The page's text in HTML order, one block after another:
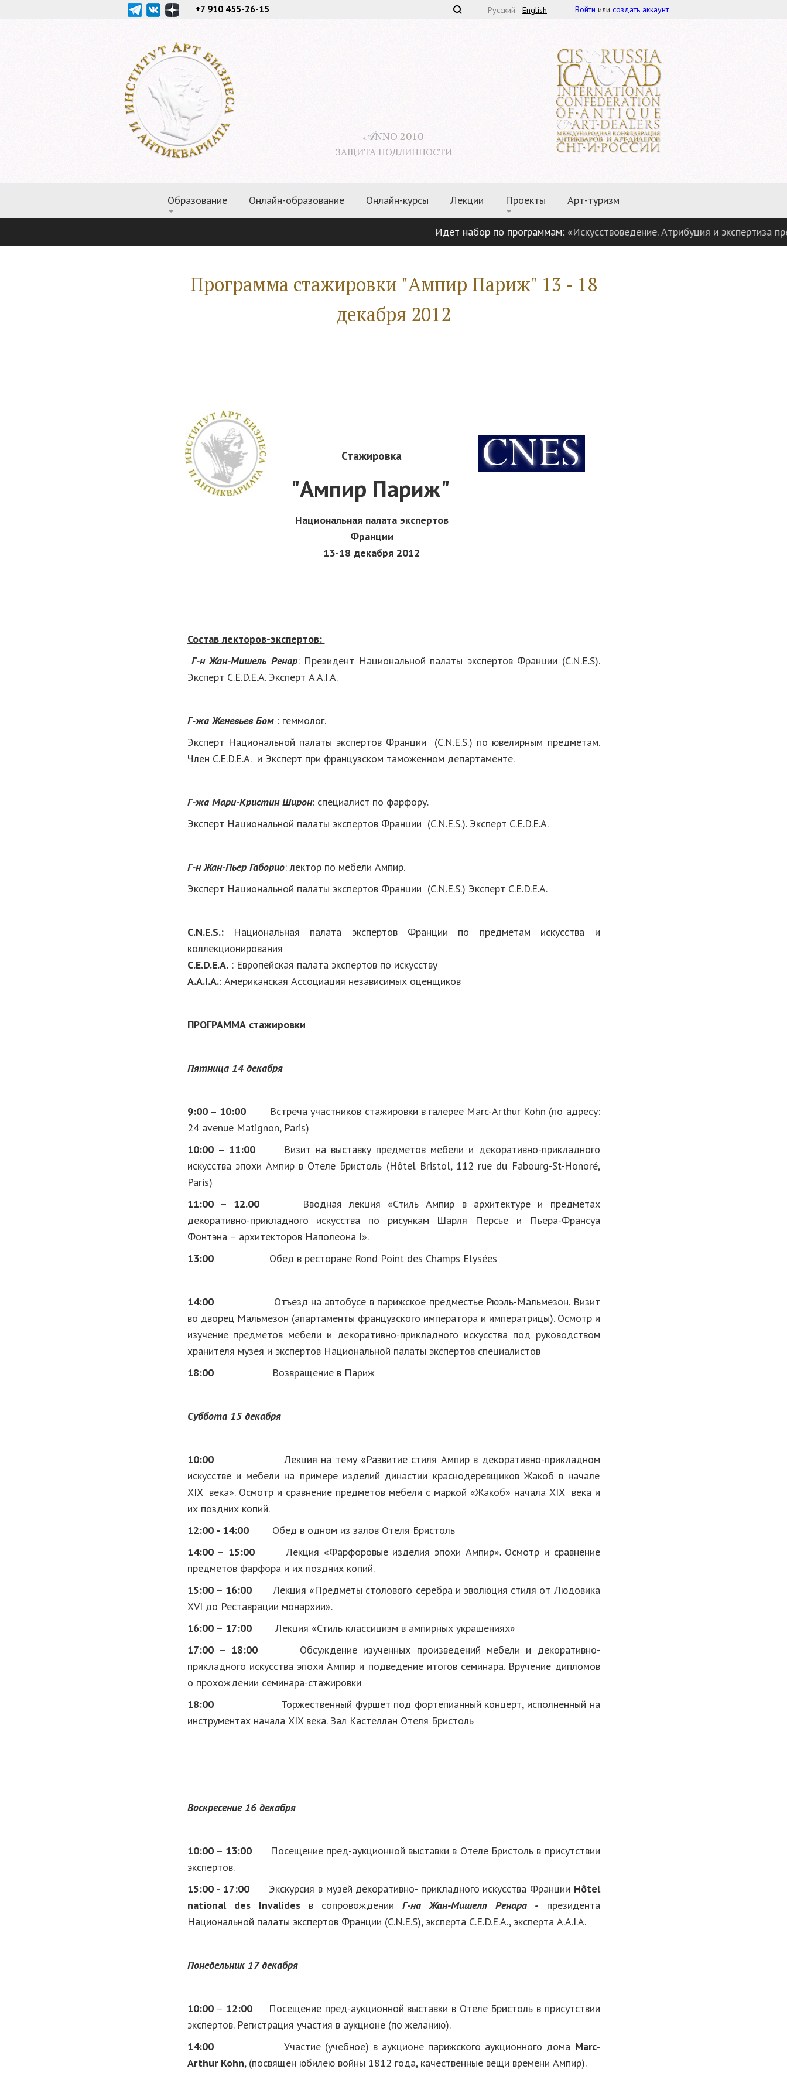
𝒜NNO 2010
ЗАЩИТА ПОДЛИННОСТИ
Образование Онлайн-образование Онлайн-курсы Лекции Проекты Арт-туризм
Войти или создать аккаунт
Русский English
+7 910 455-26-15
Идет набор по программам:«Искусствоведение. Атрибуция и экспертиза
Программа стажировки "Ампир Париж" 13 - 18
декабря 2012
Стажировка
"Ампир Париж"
Национальная палата экспертов
Франции
13-18 декабря 2012
Состав лекторов-экспертов:
Г-н Жан-Мишель Ренар: Президент Национальной палаты экспертов Франции (C.N.E.S).
Эксперт C.E.D.E.A. Эксперт A.A.I.A.
Г-жа Женевьев Бом: геммолог.
Эксперт Национальной палаты экспертов Франции (C.N.E.S.) по ювелирным предметам.
Член C.E.D.E.A. и Эксперт при французском таможенном департаменте.
Г-жа Мари-Кристин Широн: специалист по фарфору.
Эксперт Национальной палаты экспертов Франции (C.N.E.S.). Эксперт C.E.D.E.A.
Г-н Жан-Пьер Габорио: лектор по мебели Ампир.
Эксперт Национальной палаты экспертов Франции (C.N.E.S.) Эксперт C.E.D.E.A.
C.N.E.S.:Национальная палата экспертов Франции по предметам искусства и
коллекционирования
C.E.D.E.A.: Европейская палата экспертов по искусству
A.A.I.A.: Американская Ассоциация независимых оценщиков
ПРОГРАММА стажировки
Пятница 14 декабря
9:00 – 10:00 Встреча участников стажировки в галерее Marc-Arthur Kohn (по адресу:
24 avenue Matignon, Paris)
10:00 – 11:00Визит на выставку предметов мебели и декоративно-прикладного
искусства эпохи Ампир в Отеле Бристоль (Hôtel Bristol, 112 rue du Fabourg-St-Honoré,
Paris)
11:00 – 12.00 Вводная лекция «Стиль Ампир в архитектуре и предметах
декоративно-прикладного искусства по рисункам Шарля Персье и Пьера-Франсуа
Фонтэна – архитекторов Наполеона I».
13:00 Обед в ресторане Rond Point des Champs Elysées
14:00
Отъезд на автобусе в парижское предместье Рюэль-Мальмезон. Визит
во дворец Мальмезон (апартаменты французского императора и императрицы). Осмотр и
изучение предметов мебели и декоративно-прикладного искусства под руководством
хранителя музея и экспертов Национальной палаты экспертов специалистов
18:00
Возвращение в Париж
Суббота 15 декабря
10:00Лекция на тему «Развитие стиля Ампир в декоративно-прикладном
искусстве и мебели на примере изделий династии краснодеревщиков Жакоб в начале
XIX века». Осмотр и сравнение предметов мебели с маркой «Жакоб» начала XIX века и
их поздних копий.
12:00 - 14:00Обед в одном из залов Отеля Бристоль
14:00 – 15:00Лекция «Фарфоровые изделия эпохи Ампир». Осмотр и сравнение
предметов фарфора и их поздних копий.
15:00 – 16:00Лекция «Предметы столового серебра и эволюция стиля от Людовика
XVI до Реставрации монархии».
16:00 – 17:00 Лекция «Стиль классицизм в ампирных украшениях»
17:00 – 18:00 Обсуждение изученных произведений мебели и декоративно-
прикладного искусства эпохи Ампир и подведение итогов семинара. Вручение дипломов
о прохождении семинара-стажировки
18:00
Торжественный фуршет под фортепианный концерт, исполненный на
инструментах начала XIX века. Зал Кастеллан Отеля Бристоль
Воскресение 16 декабря
10:00 – 13:00
Посещение пред-аукционной выставки в Отеле Бристоль в присутствии
экспертов.
15:00 - 17:00Экскурсия в музей декоративно- прикладного искусства Франции Hôtel
national des Invalidesв сопровожденииГ-на Жан-Мишеля Ренара - президента
Национальной палаты экспертов Франции (C.N.E.S), эксперта C.E.D.E.A., эксперта A.A.I.A.
Понедельник 17 декабря
10:00– 12:00Посещение пред-аукционной выставки в Отеле Бристоль в присутствии
экспертов. Регистрация участия в аукционе (по желанию).
14:00Участие (учебное) в аукционе парижского аукционного дома Marc-
Arthur Kohn, (посвящен юбилею войны 1812 года, качественные вещи времени Ампир).